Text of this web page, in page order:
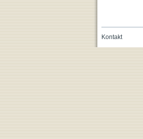
Kontakt